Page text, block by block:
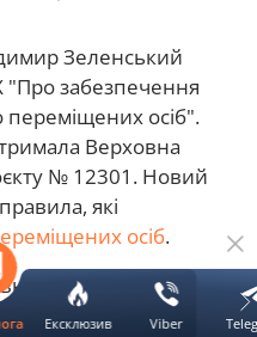
Зеленський
"Про забезпечення
переміщених осіб".
Верховна
№ 12301. Новий
які
осіб.
закон набере
Ексклюзив Viber